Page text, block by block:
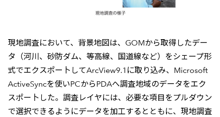
現地調査において、背景地図は、GOMから取得したデー
タ（河川、砂防ダム、等高線、国道線など）をシェープ形
式でエクスポー卜してArcView9.1に取り込み、Microsoft
ActiveSyncを使いPCからPDAへ調査地域のデータをエク
スポー卜した。調査レイヤには、必要な項目をプルダウン
で選択できるようにデータを加工するとともに、現地調査